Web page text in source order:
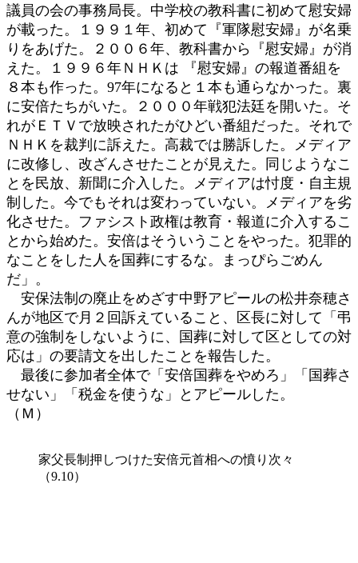
議員の会の事務局長。中学校の教科書に初めて慰安婦
が載った。１９９１年、初めて『軍隊慰安婦』が名乗
りをあげた。２００６年、教科書から『慰安婦』が消
えた。１９９６年ＮＨＫは 『慰安婦』の報道番組を
８本も作った。97年になると１本も通らなかった。裏
に安倍たちがいた。２０００年戦犯法廷を開いた。そ
れがＥＴＶで放映されたがひどい番組だった。それで
ＮＨＫを裁判に訴えた。高裁では勝訴した。メディア
に改修し、改ざんさせたことが見えた。同じようなこ
とを民放、新聞に介入した。メディアは忖度・自主規
制した。今でもそれは変わっていない。メディアを劣
化させた。ファシスト政権は教育・報道に介入するこ
とから始めた。安倍はそういうことをやった。犯罪的
なことをした人を国葬にするな。まっぴらごめん
だ」。
安保法制の廃止をめざす中野アピールの松井奈穂さ
んが地区で月２回訴えていること、区長に対して「弔
意の強制をしないように、国葬に対して区としての対
応は」の要請文を出したことを報告した。
最後に参加者全体で「安倍国葬をやめろ」「国葬さ
せない」「税金を使うな」とアピールした。
（Ｍ）
家父長制押しつけた安倍元首相への憤り次々
（9.10）